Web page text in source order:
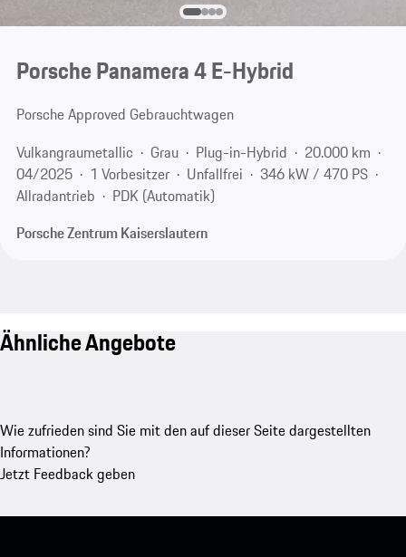
Porsche Panamera 4 E-Hybrid
Porsche Approved Gebrauchtwagen
Vulkangraumetallic
Grau Plug-in-Hybrid
20.000 km
04/2025
1 Vorbesitzer Unfallfrei
346 kW / 470 PS
Allradantrieb
PDK (Automatik)
Porsche Zentrum Kaiserslautern
Ähnliche Angebote
Wie zufrieden sind Sie mit den auf dieser Seite dargestellten
Informationen?
Jetzt Feedback geben